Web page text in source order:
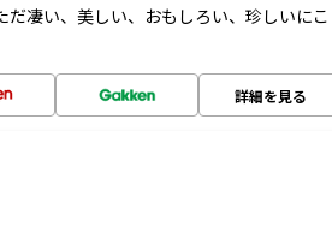
凄い、美しい、おもしろい、珍しいにこ
詳細を見る